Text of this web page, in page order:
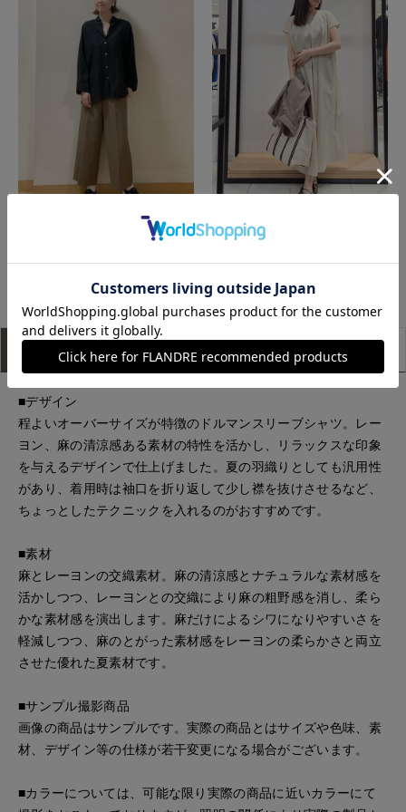
博多大丸7-IDconcept.
アイテム説明 購入レビュー
■デザイン
程よいオーバーサイズが特徴のドルマンスリーブシャツ。レー
ヨン、麻の清涼感ある素材の特性を活かし、リラックスな印象
を与えるデザインで仕上げました。夏の羽織りとしても汎用性
があり、着用時は袖口を折り返して少し襟を抜けさせるなど、
ちょっとしたテクニックを入れるのがおすすめです。
■素材
麻とレーヨンの交織素材。麻の清涼感とナチュラルな素材感を
活かしつつ、レーヨンとの交織により麻の粗野感を消し、柔ら
かな素材感を演出します。麻だけによるシワになりやすいさを
軽減しつつ、麻のとがった素材感をレーヨンの柔らかさと両立
させた優れた夏素材です。
■サンプル撮影商品
画像の商品はサンプルです。実際の商品とはサイズや色味、素
材、デザイン等の仕様が若干変更になる場合がございます。
■カラーについては、可能な限り実際の商品に近いカラーにて